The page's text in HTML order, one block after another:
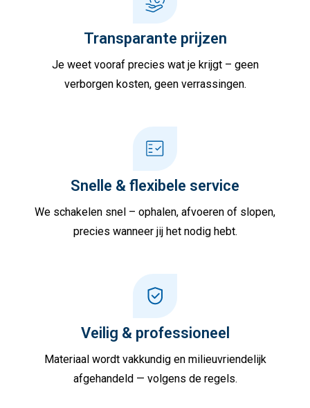
Transparante prijzen
Je weet vooraf precies wat je krijgt – geen
verborgen kosten, geen verrassingen.
Snelle & flexibele service
We schakelen snel – ophalen, afvoeren of slopen,
precies wanneer jij het nodig hebt.
Veilig & professioneel
Materiaal wordt vakkundig en milieuvriendelijk
afgehandeld — volgens de regels.